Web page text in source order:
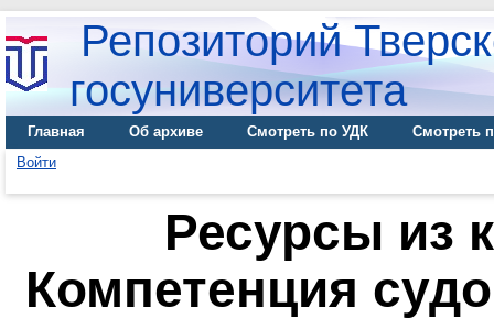
Репозиторий
госуниверситета
Главная Об архиве Смотреть по УДК
Смотреть
Войти
Ресурсы из
Компетенция